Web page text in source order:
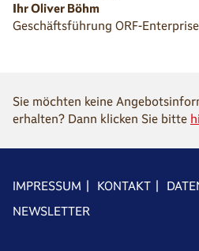
Ihr Oliver Böhm
Geschäftsführung ORF-Enterprise
Sie möchten keine
erhalten? Dann klicken Sie bitte
IMPRESSUM | KONTAKT |
NEWSLETTER